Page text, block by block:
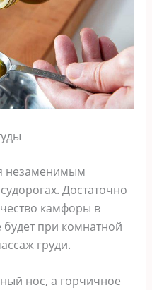
незаменимым
Достаточно
камфоры в
будет при комнатной
груди.
нос, а горчичное